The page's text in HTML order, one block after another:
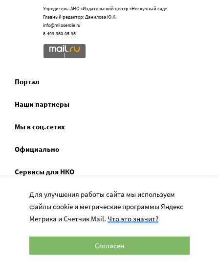
Учредитель: АНО «Издательский центр «Нескучный сад»
Главный редактор: Данилова Ю.К.
info@miloserdie.ru
8-499-350-05-95
Портал
Наши партнеры
Мы в соц.сетях
Официально
Сервисы для НКО
Спецпроекты
Социальное служение
Для улучшения работы сайта мы используем
файлы cookie и метрические программы Яндекс
Метрика и Счетчик Mail. Что это значит?
Согласен